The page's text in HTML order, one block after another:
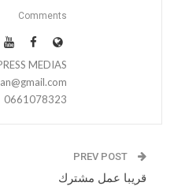
Comments
MEDIAS
0661078323
قريبا عمل مشترك